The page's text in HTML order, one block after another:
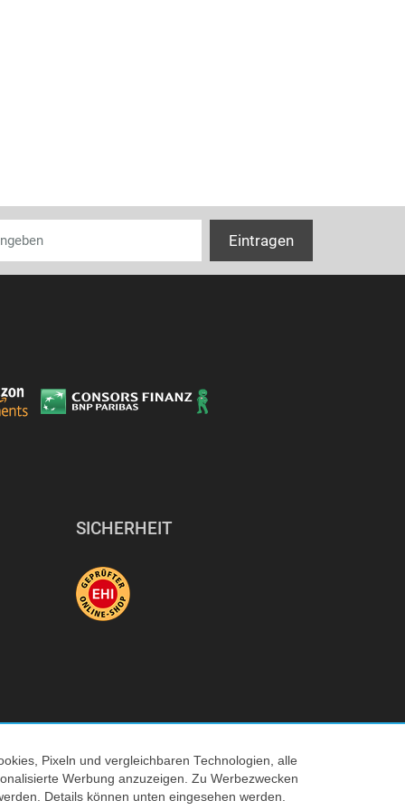
SICHERHEIT
© 2026 Tecedo
Pixeln und vergleichbaren Technologien, alle
Werbung anzuzeigen. Zu Werbezwecken
Details können unten eingesehen werden.